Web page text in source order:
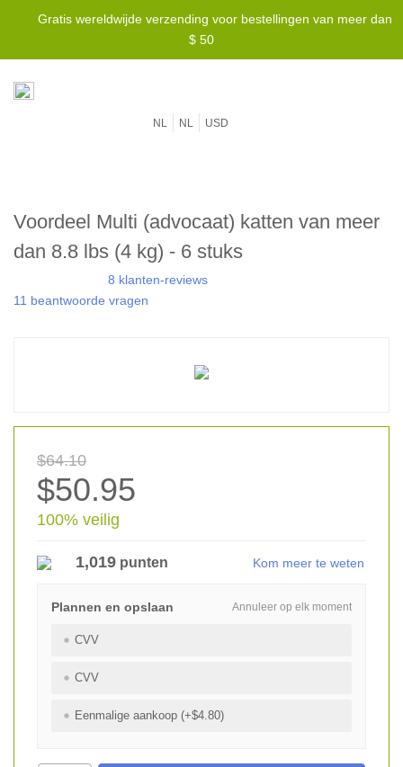
Gratis wereldwijde verzending voor bestellingen van meer dan
$ 50
NL NL USD
Voordeel Multi (advocaat) katten van meer
dan 8.8 lbs (4 kg) - 6 stuks
8 klanten-reviews
11 beantwoorde vragen
$64.10
$50.95
100% veilig
1,019 punten Kom meer te weten
Annuleer op elk moment
Plannen en opslaan
CVV
CVV
Eenmalige aankoop (+$4.80)